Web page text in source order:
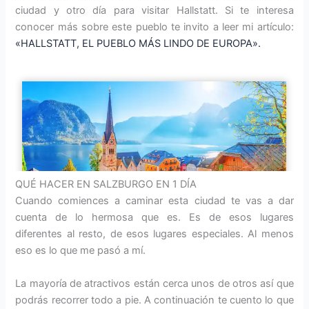
ciudad y otro día para visitar Hallstatt. Si te interesa
conocer más sobre este pueblo te invito a leer mi artículo:
«HALLSTATT, EL PUEBLO MÁS LINDO DE EUROPA».
QUÉ HACER EN SALZBURGO EN 1 DÍA
Cuando comiences a caminar esta ciudad te vas a dar
cuenta de lo hermosa que es. Es de esos lugares
diferentes al resto, de esos lugares especiales. Al menos
eso es lo que me pasó a mí.
La mayoría de atractivos están cerca unos de otros así que
podrás recorrer todo a pie. A continuación te cuento lo que